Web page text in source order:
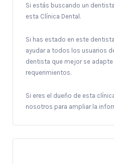
Si estás buscando un
esta Clínica Dental.
Si has estado en este
ayudar a todos los usuarios
dentista que mejor se
requerimientos.
Si eres el dueño de esta
nosotros para ampliar la